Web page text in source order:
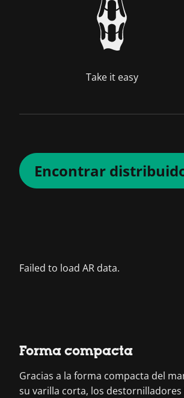
Take it easy
Encontrar
Forma compacta
Gracias a la forma compacta del
su varilla corta, los